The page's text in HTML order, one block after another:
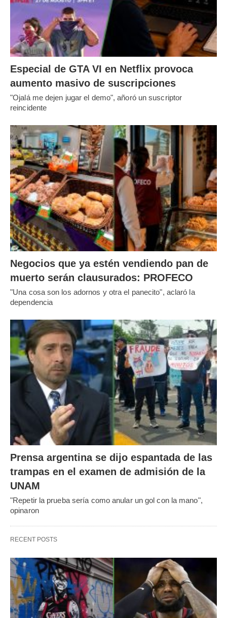
Especial de GTA VI en Netflix provoca
aumento masivo de suscripciones
"Ojalá me dejen jugar el demo", añoró un suscriptor
reincidente
Negocios que ya estén vendiendo pan de
muerto serán clausurados: PROFECO
"Una cosa son los adornos y otra el panecito", aclaró la
dependencia
Prensa argentina se dijo espantada de las
trampas en el examen de admisión de la
UNAM
"Repetir la prueba sería como anular un gol con la mano",
opinaron
RECENT POSTS